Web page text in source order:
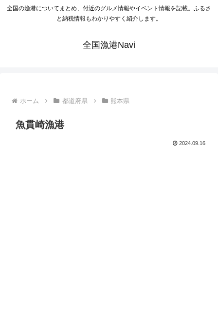
全国の漁港についてまとめ、付近のグルメ情報やイベント情報を記載。ふるさ
と納税情報もわかりやすく紹介します。
全国漁港Navi
ホーム 都道府県 熊本県
魚貫崎漁港
2024.09.16